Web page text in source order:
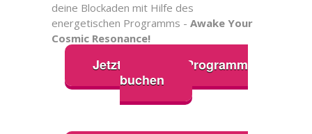
deine Blockaden mit Hilfe des
energetischen Programms - Awake Your
Cosmic Resonance!
Jetzt Coaching Programm
buchen